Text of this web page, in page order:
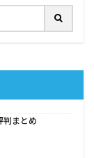
判まとめ